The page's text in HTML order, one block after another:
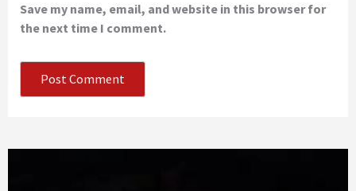
Save my name, email, and website in this browser for
the next time I comment.